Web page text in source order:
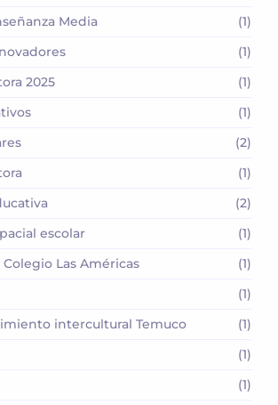
Media
(1)
(1)
2025
(1)
(1)
(2)
(1)
(2)
escolar
(1)
Las Américas
(1)
(1)
intercultural Temuco
(1)
(1)
(1)